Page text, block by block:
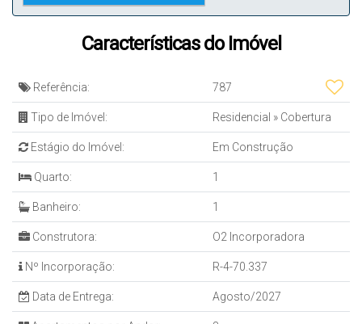
Características do Imóvel
Referência: 787
Tipo de Imóvel: Residencial » Cobertura
Estágio do Imóvel: Em Construção
Quarto: 1
Banheiro: 1
Construtora: O2 Incorporadora
Nº Incorporação: R-4-70.337
Data de Entrega: Agosto/2027